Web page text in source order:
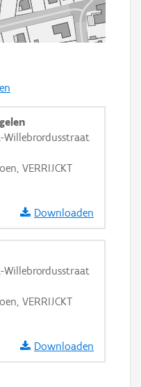
Willebrordusstraat
VERRIJCKT
Downloaden
Willebrordusstraat
VERRIJCKT
Downloaden